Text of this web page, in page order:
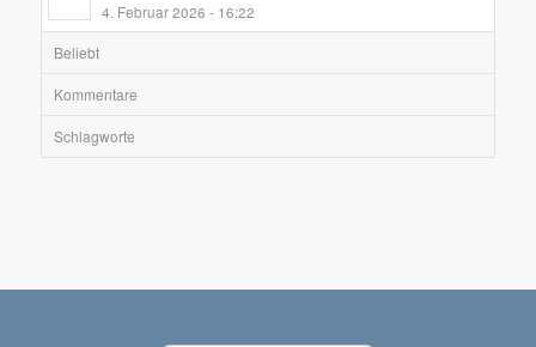
4. Februar 2026 - 16:22
Beliebt
Kommentare
Schlagworte